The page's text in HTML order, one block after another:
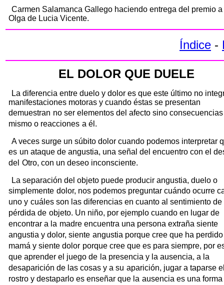
Carmen Salamanca Gallego haciendo entrega del premio a
Olga de Lucia Vicente.
Índice -
EL DOLOR QUE DUELE
La diferencia entre duelo y dolor es que este último no
manifestaciones motoras y cuando éstas se presentan
demuestran no ser elementos del afecto sino
mismo o reacciones a él.
A veces surge un súbito dolor cuando podemos interpretar
es un ataque de angustia, una señal del encuentro con el
del Otro, con un deseo inconsciente.
La separación del objeto puede producir angustia, duelo o
simplemente dolor, nos podemos preguntar cuándo ocurre
uno y cuáles son las diferencias en cuanto al sentimiento de
pérdida de objeto. Un niño, por ejemplo cuando en lugar de
encontrar a la madre encuentra una persona extraña siente
angustia y dolor, siente angustia porque cree que ha
mamá y siente dolor porque cree que es para siempre, por
que aprender el juego de la presencia y la ausencia, a la
desaparición de las cosas y a su aparición, jugar a taparse
rostro y destaparlo es enseñar que la ausencia es una forma